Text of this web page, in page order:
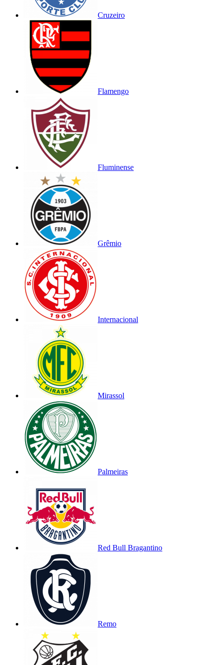
Cruzeiro
Flamengo
Fluminense
Grêmio
Internacional
Mirassol
Palmeiras
Red Bull Bragantino
Remo